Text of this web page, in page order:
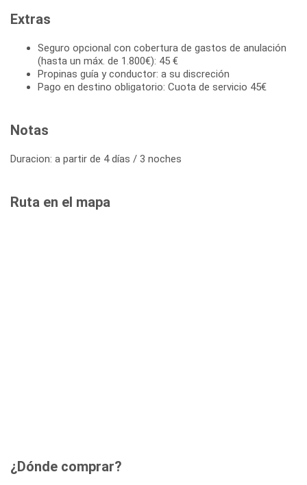
Extras
Seguro opcional con cobertura de gastos de anulación
(hasta un máx. de 1.800€): 45 €
Propinas guía y conductor: a su discreción
Pago en destino obligatorio: Cuota de servicio 45€
Notas
Duracion: a partir de 4 días / 3 noches
Ruta en el mapa
¿Dónde comprar?